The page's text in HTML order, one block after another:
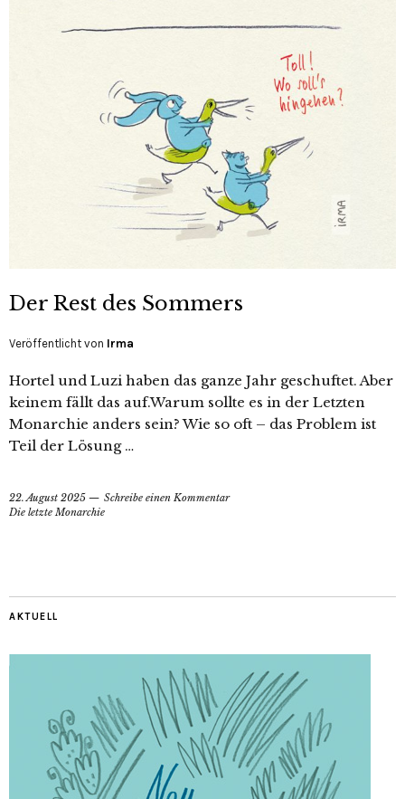
Der Rest des Sommers
Veröffentlicht von Irma
Hortel und Luzi haben das ganze Jahr geschuftet. Aber
keinem fällt das auf.Warum sollte es in der Letzten
Monarchie anders sein? Wie so oft – das Problem ist
Teil der Lösung …
22. August 2025
Schreibe einen Kommentar
Die letzte Monarchie
AKTUELL